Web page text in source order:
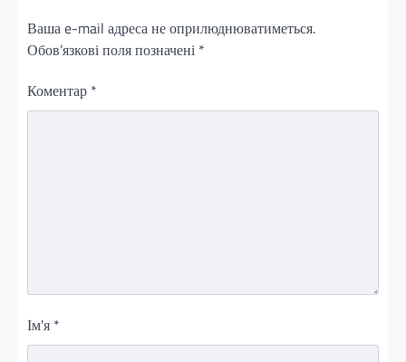
Ваша e-mail адреса не оприлюднюватиметься.
Обов’язкові поля позначені *
Коментар *
Ім'я *